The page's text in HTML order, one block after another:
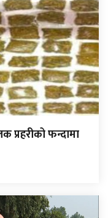
प्रहरीको फन्दामा